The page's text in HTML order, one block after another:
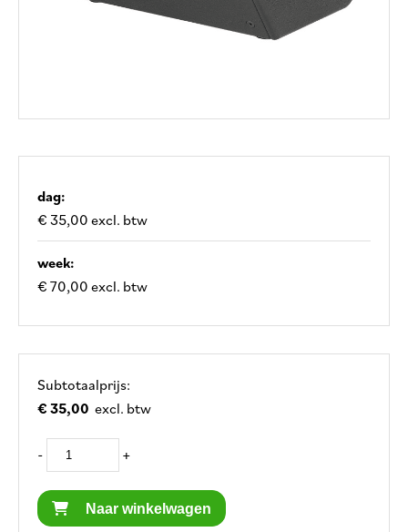
dag:
€ 35,00 excl. btw
week:
€ 70,00 excl. btw
Subtotaalprijs:
€ 35,00 excl. btw
- +
Naar winkelwagen